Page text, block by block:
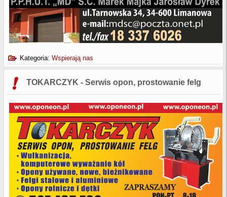
Kategoria:Wspierają nas
TOKARCZYK - Serwis opon, prostowanie felg